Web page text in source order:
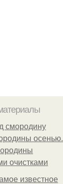
смородину
осенью.
очистками
известное